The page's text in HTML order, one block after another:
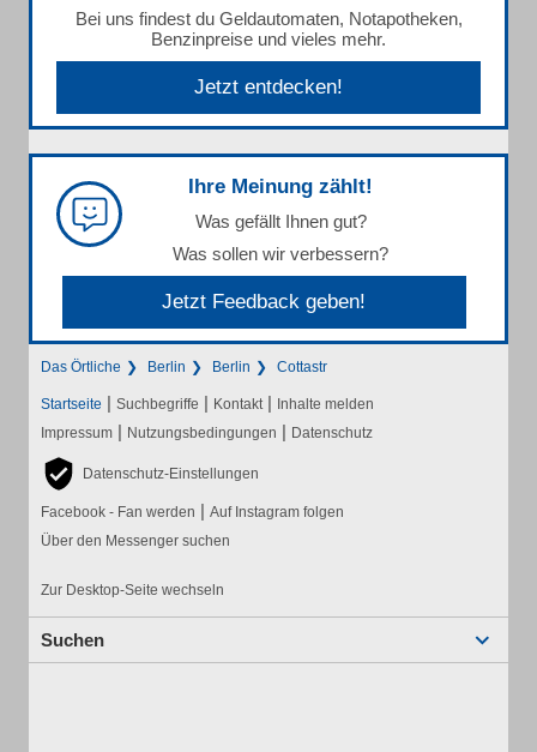
Bei uns findest du Geldautomaten, Notapotheken,
Benzinpreise und vieles mehr.
Jetzt entdecken!
Ihre Meinung zählt!
Was gefällt Ihnen gut?
Was sollen wir verbessern?
Jetzt Feedback geben!
Das Örtliche Berlin Berlin Cottastr
Startseite | Suchbegriffe | Kontakt | Inhalte melden
Impressum | Nutzungsbedingungen | Datenschutz
Datenschutz-Einstellungen
Facebook - Fan werden | Auf Instagram folgen
Über den Messenger suchen
Zur Desktop-Seite wechseln
Suchen